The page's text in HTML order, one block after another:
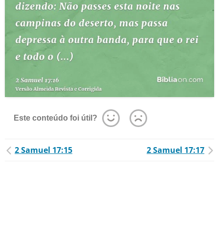
Este conteúdo foi útil?
2 Samuel 17:15 2 Samuel 17:17